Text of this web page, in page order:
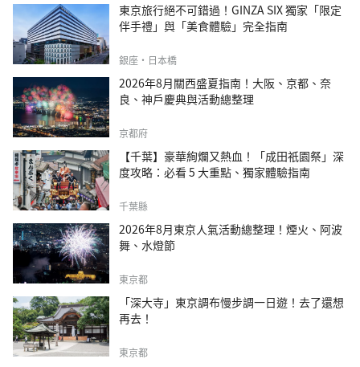
東京旅行絕不可錯過！GINZA SIX 獨家「限定
伴手禮」與「美食體驗」完全指南
銀座・日本橋
2026年8月關西盛夏指南！大阪、京都、奈
良、神戶慶典與活動總整理
京都府
【千葉】豪華絢爛又熱血！「成田祇園祭」深
度攻略：必看 5 大重點、獨家體驗指南
千葉縣
2026年8月東京人氣活動總整理！煙火、阿波
舞、水燈節
東京都
「深大寺」東京調布慢步調一日遊！去了還想
再去！
東京都